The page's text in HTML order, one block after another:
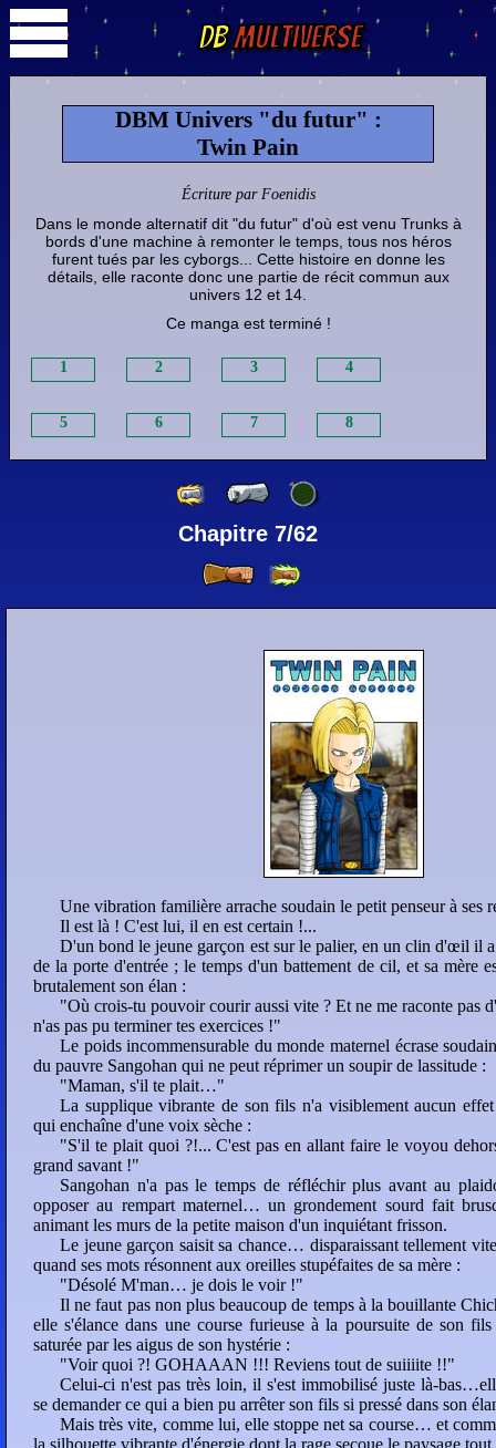
DBMultiverse
DBM Univers "du futur" :
Twin Pain
Écriture par Foenidis
Dans le monde alternatif dit "du futur" d'où est venu Trunks à
bords d'une machine à remonter le temps, tous nos héros
furent tués par les cyborgs... Cette histoire en donne les
détails, elle raconte donc une partie de récit commun aux
univers 12 et 14.
Ce manga est terminé !
1 2 3 4
5 6 7 8
15
19
28
32
36
40
41 42 43
45 46 47 48
49 50 51
53 54
57 58 59 60
62
Chapitre 7/62
Une vibration familière arrache soudain le petit penseur à
Il est là ! C'est lui, il en est certain !...
D'un bond le jeune garçon est sur le palier, en un clin d'œil il
de la porte d'entrée ; le temps d'un battement de cil, et sa mère
brutalement son élan :
"Où crois-tu pouvoir courir aussi vite ? Et ne me raconte pas
n'as pas pu terminer tes exercices !"
Le poids incommensurable du monde maternel écrase
du pauvre Sangohan qui ne peut réprimer un soupir de lassitude :
"Maman, s'il te plait…"
La supplique vibrante de son fils n'a visiblement aucun
qui enchaîne d'une voix sèche :
"S'il te plait quoi ?!... C'est pas en allant faire le voyou
grand savant !"
Sangohan n'a pas le temps de réfléchir plus avant au
opposer au rempart maternel… un grondement sourd fait
animant les murs de la petite maison d'un inquiétant frisson.
Le jeune garçon saisit sa chance… disparaissant tellement
quand ses mots résonnent aux oreilles stupéfaites de sa mère :
"Désolé M'man… je dois le voir !"
Il ne faut pas non plus beaucoup de temps à la bouillante
elle s'élance dans une course furieuse à la poursuite de son
saturée par les aigus de son hystérie :
"Voir quoi ?! GOHAAAN !!! Reviens tout de suiiiite !!"
Celui-ci n'est pas très loin, il s'est immobilisé juste là-
se demander ce qui a bien pu arrêter son fils si pressé dans son
Mais très vite, comme lui, elle stoppe net sa course… et
la silhouette vibrante d'énergie dont la rage secoue le paysage